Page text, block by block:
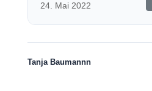
24. Mai 2022
Tanja Baumannn